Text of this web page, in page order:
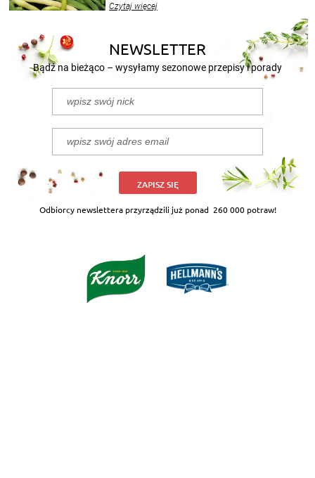
nasze propozycje!
Czytaj więcej
NEWSLETTER
Bądź na bieżąco – wysyłamy sezonowe przepisy i porady
ZAPISZ SIĘ
Odbiorcy newslettera przyrządzili już ponad 260 000 potraw!